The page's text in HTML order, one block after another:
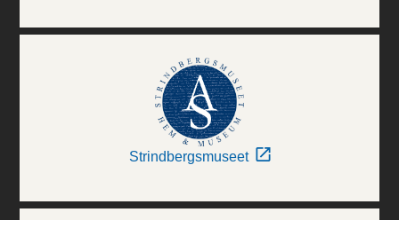
Strindbergsmuseet